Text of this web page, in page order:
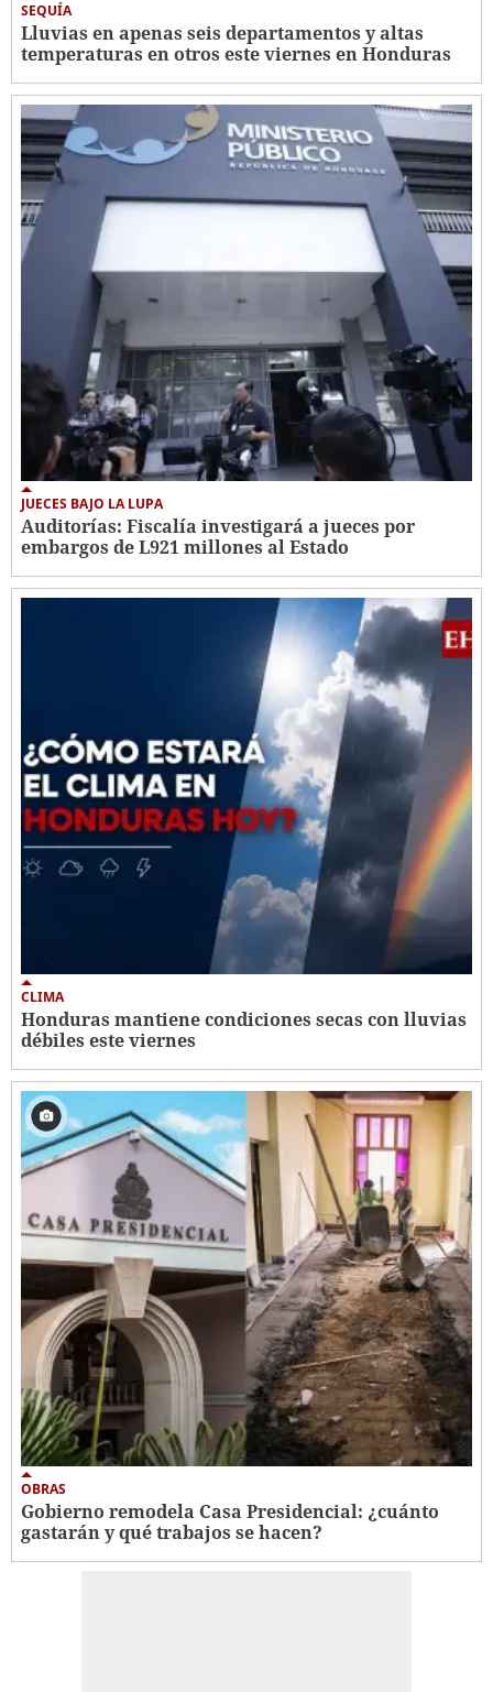
SEQUÍA
Lluvias en apenas seis departamentos y altas
temperaturas en otros este viernes en Honduras
JUECES BAJO LA LUPA
Auditorías: Fiscalía investigará a jueces por
embargos de L921 millones al Estado
CLIMA
Honduras mantiene condiciones secas con lluvias
débiles este viernes
OBRAS
Gobierno remodela Casa Presidencial: ¿cuánto
gastarán y qué trabajos se hacen?